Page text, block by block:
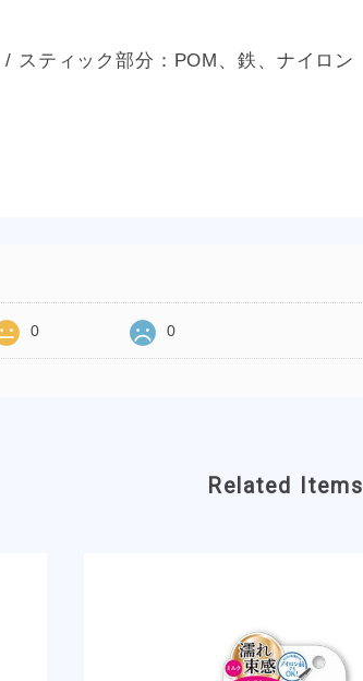
スティック部分：POM、鉄、ナイロン
0 0
Related Items